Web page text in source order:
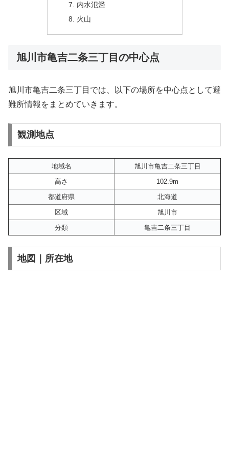
内水氾濫
火山
旭川市亀吉二条三丁目の中心点
旭川市亀吉二条三丁目では、以下の場所を中心点として避
難所情報をまとめていきます。
観測地点
地域名
旭川市亀吉二条三丁目
高さ
102.9m
都道府県
北海道
区域
旭川市
分類
亀吉二条三丁目
地図｜所在地